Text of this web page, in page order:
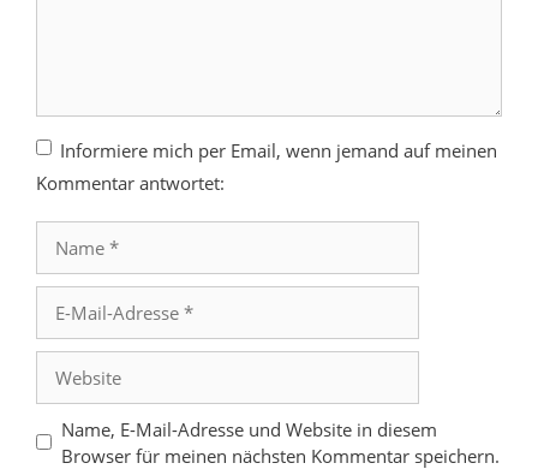
Informiere mich per Email, wenn jemand auf meinen
Kommentar antwortet:
Mail-
Adresse
Name, E-Mail-Adresse und Website in diesem
Browser für meinen nächsten Kommentar speichern.